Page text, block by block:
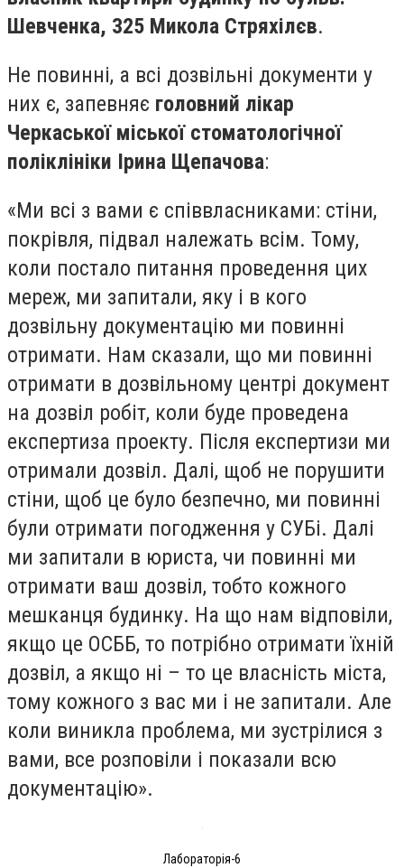
Шевченка, 325 Микола Стряхілєв.
Не повинні, а всі дозвільні документи у
них є, запевняє головний лікар
Черкаської міської стоматологічної
поліклініки Ірина Щепачова:
«Ми всі з вами є співвласниками: стіни,
покрівля, підвал належать всім. Тому,
коли постало питання проведення цих
мереж, ми запитали, яку і в кого
дозвільну документацію ми повинні
отримати. Нам сказали, що ми повинні
отримати в дозвільному центрі документ
на дозвіл робіт, коли буде проведена
експертиза проекту. Після експертизи ми
отримали дозвіл. Далі, щоб не порушити
стіни, щоб це було безпечно, ми повинні
були отримати погодження у СУБі. Далі
ми запитали в юриста, чи повинні ми
отримати ваш дозвіл, тобто кожного
мешканця будинку. На що нам відповіли,
якщо це ОСББ, то потрібно отримати їхній
дозвіл, а якщо ні – то це власність міста,
тому кожного з вас ми і не запитали. Але
коли виникла проблема, ми зустрілися з
вами, все розповіли і показали всю
документацію».
Лабораторія-6